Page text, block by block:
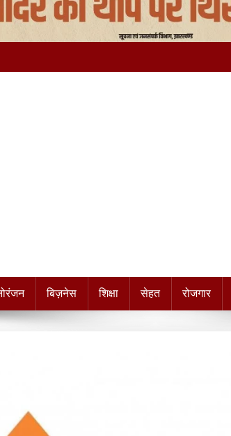
बिज़नेस शिक्षा सेहत रोजगार